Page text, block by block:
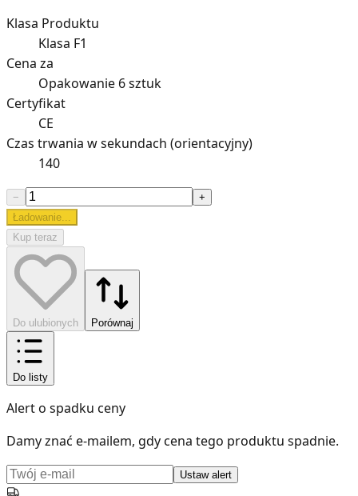
Klasa Produktu
Klasa F1
Cena za
Opakowanie 6 sztuk
Certyfikat
CE
Czas trwania w sekundach (orientacyjny)
140
−
+
Ładowanie...
Kup teraz
Do ulubionych Porównaj
Do listy
Alert o spadku ceny
Damy znać e-mailem, gdy cena tego produktu spadnie.
Ustaw alert